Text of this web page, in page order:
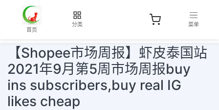
首页
分类 菜单
【Shopee市场周报】虾皮泰国站
2021年9月第5周市场周报buy
ins subscribers,buy real IG
likes cheap